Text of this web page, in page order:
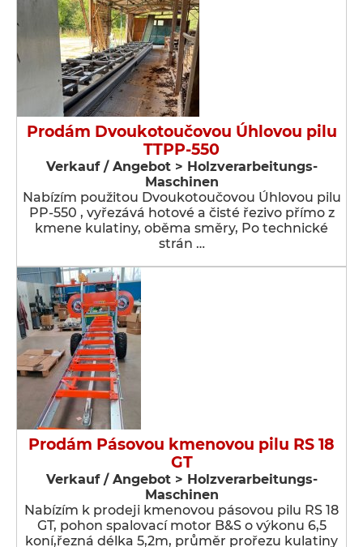
Prodám Dvoukotoučovou Úhlovou pilu
TTPP-550
Verkauf / Angebot > Holzverarbeitungs-
Maschinen
Nabízím použitou Dvoukotoučovou Úhlovou pilu
PP-550 , vyřezává hotové a čisté řezivo přímo z
kmene kulatiny, oběma směry, Po technické
strán …
Prodám Pásovou kmenovou pilu RS 18
GT
Verkauf / Angebot > Holzverarbeitungs-
Maschinen
Nabízím k prodeji kmenovou pásovou pilu RS 18
GT, pohon spalovací motor B&S o výkonu 6,5
koní,řezná délka 5,2m, průměr prořezu kulatiny